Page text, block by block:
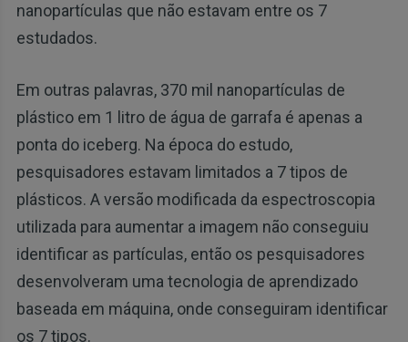
nanopartículas que não estavam entre os 7
estudados.
Em outras palavras, 370 mil nanopartículas de
plástico em 1 litro de água de garrafa é apenas a
ponta do iceberg. Na época do estudo,
pesquisadores estavam limitados a 7 tipos de
plásticos. A versão modificada da espectroscopia
utilizada para aumentar a imagem não conseguiu
identificar as partículas, então os pesquisadores
desenvolveram uma tecnologia de aprendizado
baseada em máquina, onde conseguiram identificar
os 7 tipos.